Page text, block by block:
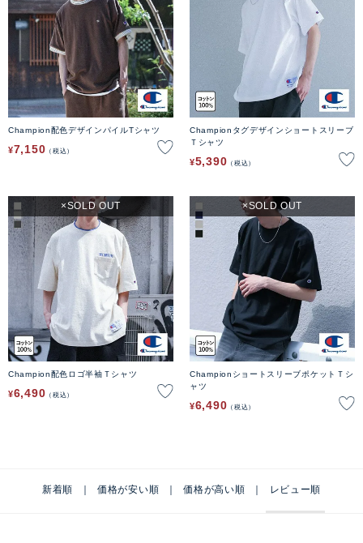
Champion配色デザインパイルTシャツ
¥7,150 税込
Championタグデザインショートスリーブ
Ｔシャツ
¥5,390 税込
Champion配色ロゴ半袖Ｔシャツ
¥6,490 税込
SOLD OUT
ChampionショートスリーブポケットＴシ
ャツ
¥6,490 税込
SOLD OUT
新着順 価格が安い順 価格が高い順 レビュー順